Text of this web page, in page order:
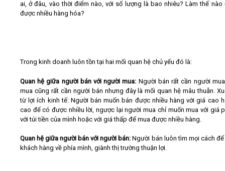
ai, ở đâu, vào thời điểm nào, với số lượng là bao nhiêu? Làm thế nào
được nhiều hàng hóa?
Trong kinh doanh luôn tồn tại hai mối quan hệ chủ yếu đó là:
Quan hệ giữa người bán với người mua: Người bán rất cần người
mua cũng rất cần người bán nhưng đây là mối quan hệ mâu thuẫn.
từ lợi ích kinh tế: Người bán muốn bán được nhiều hàng với giá cao
cao để có được nhiều lời, ngược lại người mua chỉ muốn mua với giá
với túi tiền của mình hoặc với giá thấp để mua được nhiều hàng.
Quan hệ giữa người bán với người bán: Người bán luôn tìm mọi cách
khách hàng về phía mình, giành thị trường thuận lợi.